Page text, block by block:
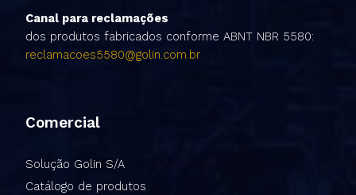
Canal para reclamações
dos produtos fabricados conforme ABNT NBR 5580:
reclamacoes5580@golin.com.br
Comercial
Solução Golin S/A
Catálogo de produtos